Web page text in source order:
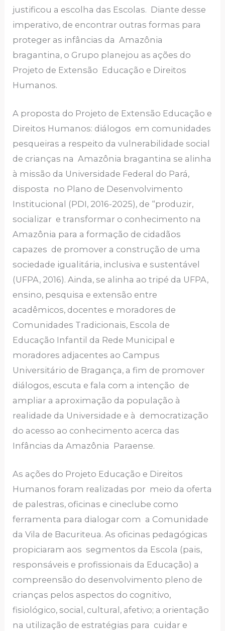
justificou a escolha das Escolas. Diante desse
imperativo, de encontrar outras formas para
proteger as infâncias da Amazônia
bragantina, o Grupo planejou as ações do
Projeto de Extensão Educação e Direitos
Humanos.
A proposta do Projeto de Extensão Educação e
Direitos Humanos: diálogos em comunidades
pesqueiras a respeito da vulnerabilidade social
de crianças na Amazônia bragantina se alinha
à missão da Universidade Federal do Pará,
disposta no Plano de Desenvolvimento
Institucional (PDI, 2016-2025), de “produzir,
socializar e transformar o conhecimento na
Amazônia para a formação de cidadãos
capazes de promover a construção de uma
sociedade igualitária, inclusiva e sustentável
(UFPA, 2016). Ainda, se alinha ao tripé da UFPA,
ensino, pesquisa e extensão entre
acadêmicos, docentes e moradores de
Comunidades Tradicionais, Escola de
Educação Infantil da Rede Municipal e
moradores adjacentes ao Campus
Universitário de Bragança, a fim de promover
diálogos, escuta e fala com a intenção de
ampliar a aproximação da população à
realidade da Universidade e à democratização
do acesso ao conhecimento acerca das
Infâncias da Amazônia Paraense.
As ações do Projeto Educação e Direitos
Humanos foram realizadas por meio da oferta
de palestras, oficinas e cineclube como
ferramenta para dialogar com a Comunidade
da Vila de Bacuriteua. As oficinas pedagógicas
propiciaram aos segmentos da Escola (pais,
responsáveis e profissionais da Educação) a
compreensão do desenvolvimento pleno de
crianças pelos aspectos do cognitivo,
fisiológico, social, cultural, afetivo; a orientação
na utilização de estratégias para cuidar e